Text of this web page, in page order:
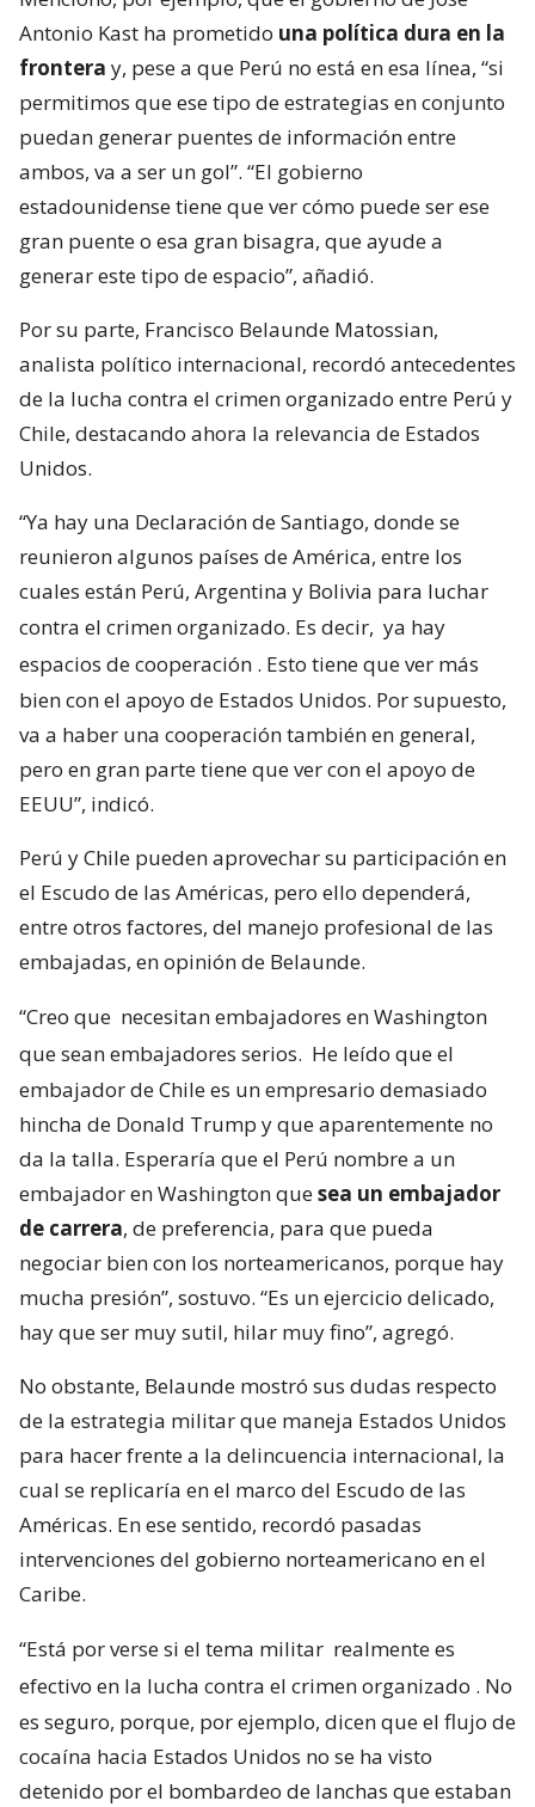
Antonio Kast ha prometido una política dura en la
frontera y, pese a que Perú no está en esa línea, “si
permitimos que ese tipo de estrategias en conjunto
puedan generar puentes de información entre
ambos, va a ser un gol”. “El gobierno
estadounidense tiene que ver cómo puede ser ese
gran puente o esa gran bisagra, que ayude a
generar este tipo de espacio”, añadió.
Por su parte, Francisco Belaunde Matossian,
analista político internacional, recordó antecedentes
de la lucha contra el crimen organizado entre Perú y
Chile, destacando ahora la relevancia de Estados
Unidos.
“Ya hay una Declaración de Santiago, donde se
reunieron algunos países de América, entre los
cuales están Perú, Argentina y Bolivia para luchar
contra el crimen organizado. Es decir, ya hay
espacios de cooperación . Esto tiene que ver más
bien con el apoyo de Estados Unidos. Por supuesto,
va a haber una cooperación también en general,
pero en gran parte tiene que ver con el apoyo de
EEUU”, indicó.
Perú y Chile pueden aprovechar su participación en
el Escudo de las Américas, pero ello dependerá,
entre otros factores, del manejo profesional de las
embajadas, en opinión de Belaunde.
“Creo que necesitan embajadores en Washington
que sean embajadores serios. He leído que el
embajador de Chile es un empresario demasiado
hincha de Donald Trump y que aparentemente no
da la talla. Esperaría que el Perú nombre a un
embajador en Washington quesea un embajador
de carrera, de preferencia, para que pueda
negociar bien con los norteamericanos, porque hay
mucha presión”, sostuvo. “Es un ejercicio delicado,
hay que ser muy sutil, hilar muy fino”, agregó.
No obstante, Belaunde mostró sus dudas respecto
de la estrategia militar que maneja Estados Unidos
para hacer frente a la delincuencia internacional, la
cual se replicaría en el marco del Escudo de las
Américas. En ese sentido, recordó pasadas
intervenciones del gobierno norteamericano en el
Caribe.
“Está por verse si el tema militar realmente es
efectivo en la lucha contra el crimen organizado . No
es seguro, porque, por ejemplo, dicen que el flujo de
cocaína hacia Estados Unidos no se ha visto
detenido por el bombardeo de lanchas que estaban